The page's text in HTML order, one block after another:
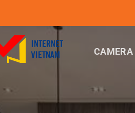
CAMERA